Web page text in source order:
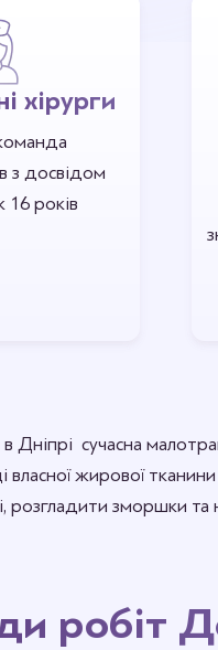
хірурги
з досвідом
16 років
в Дніпрі сучасна
власної жирової
розгладити зморшки
робіт